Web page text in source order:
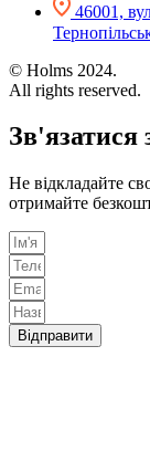
46001,
© Holms 2024.
All rights reserved.
Зв'язатися
Не відкладайте
отримайте
Відправити